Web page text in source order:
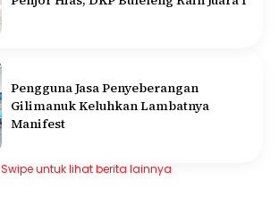
Pengguna Jasa Penyeberangan
Gilimanuk Keluhkan Lambatnya
Manifest
Swipe untuk lihat berita lainnya